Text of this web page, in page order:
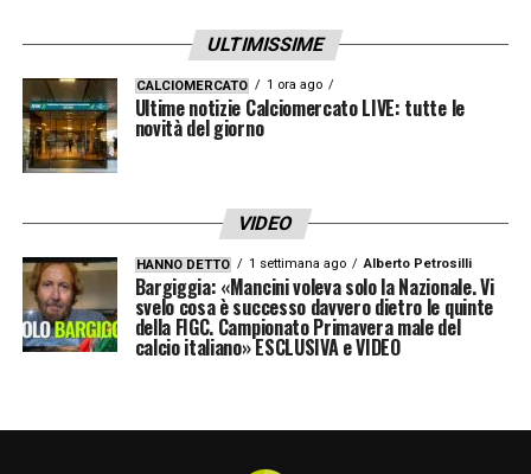
ULTIMISSIME
CALCIOMERCATO 1 ora ago
Ultime notizie Calciomercato LIVE: tutte le
novità del giorno
VIDEO
HANNO DETTO 1 settimana ago Alberto Petrosilli
Bargiggia: «Mancini voleva solo la Nazionale. Vi
svelo cosa è successo davvero dietro le quinte
della FIGC. Campionato Primavera male del
calcio italiano» ESCLUSIVA e VIDEO